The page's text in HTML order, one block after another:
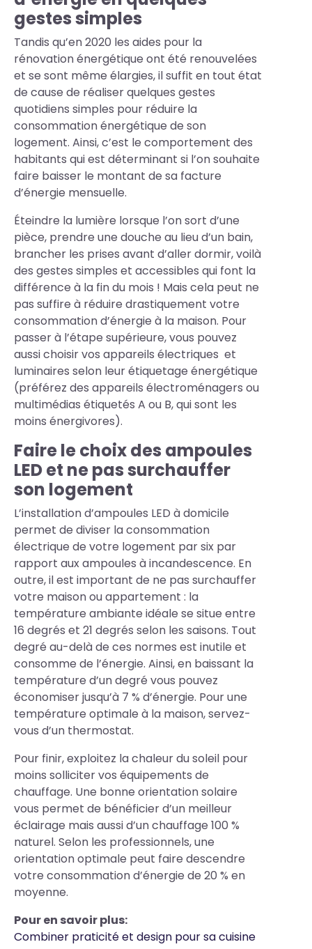
gestes simples
Tandis qu’en 2020 les aides pour la
rénovation énergétique ont été renouvelées
et se sont même élargies, il suffit en tout état
de cause de réaliser quelques gestes
quotidiens simples pour réduire la
consommation énergétique de son
logement. Ainsi, c’est le comportement des
habitants qui est déterminant si l’on souhaite
faire baisser le montant de sa facture
d’énergie mensuelle.
Éteindre la lumière lorsque l’on sort d’une
pièce, prendre une douche au lieu d’un bain,
brancher les prises avant d’aller dormir, voilà
des gestes simples et accessibles qui font la
différence à la fin du mois ! Mais cela peut ne
pas suffire à réduire drastiquement votre
consommation d’énergie à la maison. Pour
passer à l’étape supérieure, vous pouvez
aussi choisir vos appareils électriques et
luminaires selon leur étiquetage énergétique
(préférez des appareils électroménagers ou
multimédias étiquetés A ou B, qui sont les
moins énergivores).
Faire le choix des ampoules
LED et ne pas surchauffer
son logement
L’installation d’ampoules LED à domicile
permet de diviser la consommation
électrique de votre logement par six par
rapport aux ampoules à incandescence. En
outre, il est important de ne pas surchauffer
votre maison ou appartement : la
température ambiante idéale se situe entre
16 degrés et 21 degrés selon les saisons. Tout
degré au-delà de ces normes est inutile et
consomme de l’énergie. Ainsi, en baissant la
température d’un degré vous pouvez
économiser jusqu’à 7 % d’énergie. Pour une
température optimale à la maison, servez-
vous d’un thermostat.
Pour finir, exploitez la chaleur du soleil pour
moins solliciter vos équipements de
chauffage. Une bonne orientation solaire
vous permet de bénéficier d’un meilleur
éclairage mais aussi d’un chauffage 100 %
naturel. Selon les professionnels, une
orientation optimale peut faire descendre
votre consommation d’énergie de 20 % en
moyenne.
Pour en savoir plus:
Combiner praticité et design pour sa cuisine